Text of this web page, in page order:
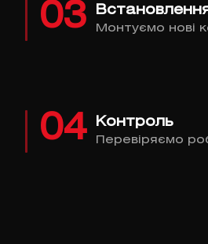
03 Монтуємо нові
04 Контроль
Перевіряємо